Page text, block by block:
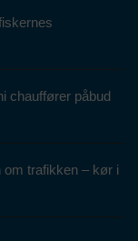
chauffører påbud
om trafikken – kør i